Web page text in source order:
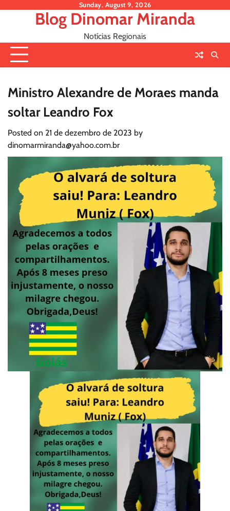
Sunday, August 9, 2026
Blog Dinomar Miranda
Notícias Regionais
Ministro Alexandre de Moraes manda
soltar Leandro Fox
Posted on 21 de dezembro de 2023 by
dinomarmiranda@yahoo.com.br